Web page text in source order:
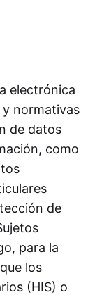
electrónica
y normativas
de datos
como
de
para la
los
(HIS) o